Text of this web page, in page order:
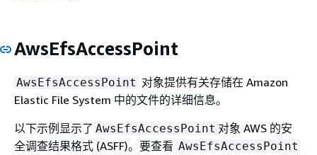
AwsEfsAccessPoint
AwsEfsAccessPoint 对象提供有关存储在 Amazon
Elastic File System 中的文件的详细信息。
以下示例显示了 AwsEfsAccessPoint 对象 AWS 的安
全调查结果格式 (ASFF)。要查看 AwsEfsAccessPoint